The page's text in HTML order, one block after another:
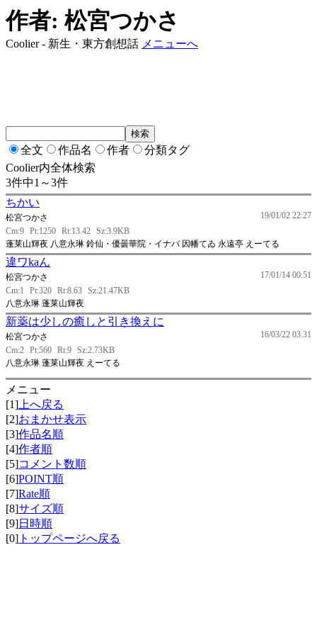
作者: 松宮つかさ
Coolier - 新生・東方創想話 メニューへ
全文 作品名 作者
分類タグ
Coolier内全体検索
3件中1～3件
ちかい
19/01/02 22:27
松宮つかさ
Cm:9 Pt:1250 Rt:13.42 Sz:3.9KB
蓬莱山輝夜 八意永琳 鈴仙・優曇華院・イナバ 因幡てゐ 永遠亭 えーてる
違ワkaん
17/01/14 00:51
松宮つかさ
Cm:1
Pt:320 Rt:8.63 Sz:21.47KB
八意永琳 蓬莱山輝夜
新薬は少しの癒しと引き換えに
16/03/22 03:31
松宮つかさ
Cm:2 Pt:560 Rt:9 Sz:2.73KB
八意永琳 蓬莱山輝夜 えーてる
メニュー
[1] 上へ戻る
[2]おまかせ表示
[3]作品名順
[4]作者順
[5]コメント数順
[6]POINT順
[7]Rate順
[8]サイズ順
[9]日時順
[0] トップページへ戻る